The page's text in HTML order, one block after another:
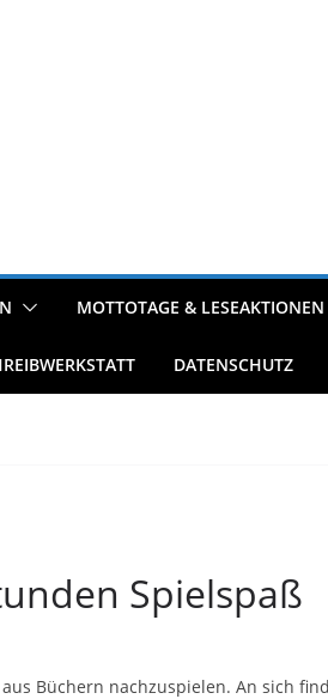
MOTTOTAGE & LESEAKTIONEN
DATENSCHUTZ
Spielspaß
Büchern nachzuspielen. An sich